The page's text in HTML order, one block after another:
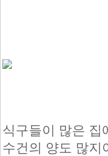
식구들이 많은 집
수건의 양도 많지